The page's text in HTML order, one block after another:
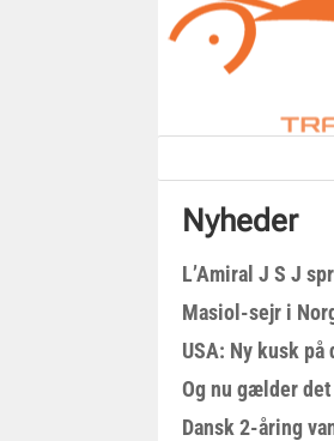
Nyheder
L’Amiral J S J
Masiol-sejr i
USA: Ny kusk på
Og nu gælder
Dansk 2-åring